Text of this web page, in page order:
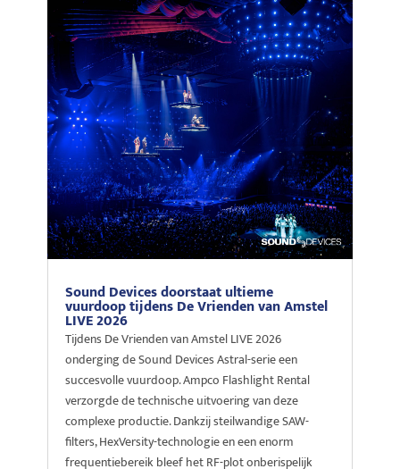
Sound Devices doorstaat ultieme
vuurdoop tijdens De Vrienden van Amstel
LIVE 2026
Tijdens De Vrienden van Amstel LIVE 2026
onderging de Sound Devices Astral-serie een
succesvolle vuurdoop. Ampco Flashlight Rental
verzorgde de technische uitvoering van deze
complexe productie. Dankzij steilwandige SAW-
filters, HexVersity-technologie en een enorm
frequentiebereik bleef het RF-plot onberispelijk